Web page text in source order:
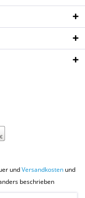
undVersandkostenund
beschrieben